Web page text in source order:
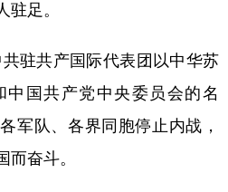
驻足。
共产国际代表团以中华苏
国共产党中央委员会的名
军队、各界同胞停止内战，
而奋斗。